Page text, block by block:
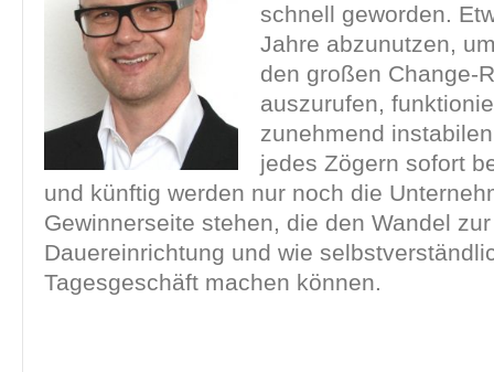
schnell geworden.
Jahre abzunutzen,
den großen Change-
auszurufen,
zunehmend
jedes Zögern sofort
und künftig werden nur noch die
Gewinnerseite stehen, die den Wandel
Dauereinrichtung und wie
Tagesgeschäft machen können.